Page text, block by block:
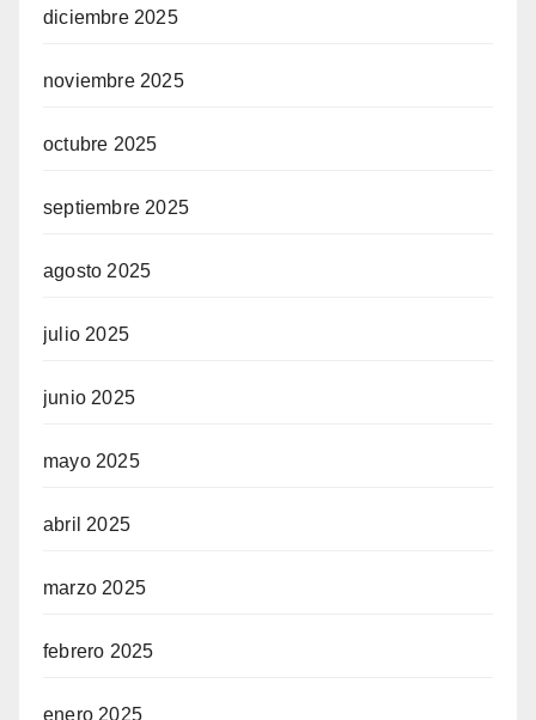
diciembre 2025
noviembre 2025
octubre 2025
septiembre 2025
agosto 2025
julio 2025
junio 2025
mayo 2025
abril 2025
marzo 2025
febrero 2025
enero 2025